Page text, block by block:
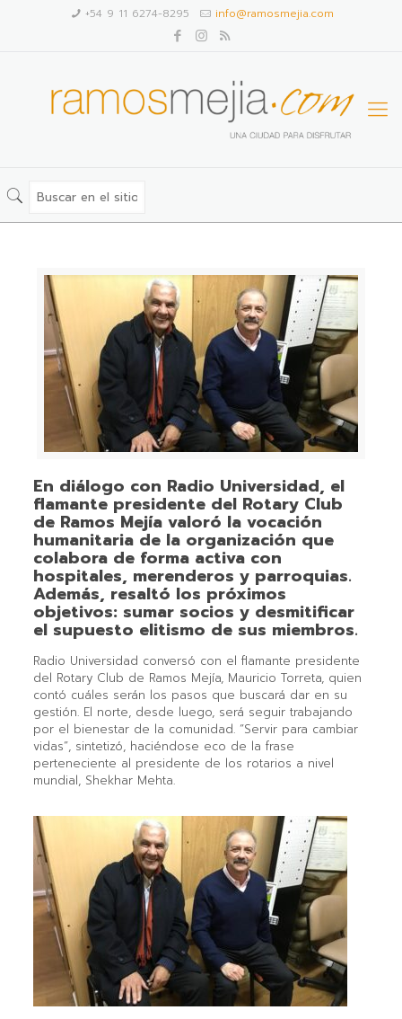
+54 9 11 6274-8295 info@ramosmejia.com
En diálogo con Radio Universidad, el
flamante presidente del Rotary Club
de Ramos Mejía valoró la vocación
humanitaria de la organización que
colabora de forma activa con
hospitales, merenderos y parroquias.
Además, resaltó los próximos
objetivos: sumar socios y desmitificar
el supuesto elitismo de sus miembros.
Radio Universidad conversó con el flamante presidente
del Rotary Club de Ramos Mejía, Mauricio Torreta, quien
contó cuáles serán los pasos que buscará dar en su
gestión. El norte, desde luego, será seguir trabajando
por el bienestar de la comunidad. “Servir para cambiar
vidas”, sintetizó, haciéndose eco de la frase
perteneciente al presidente de los rotarios a nivel
mundial, Shekhar Mehta.